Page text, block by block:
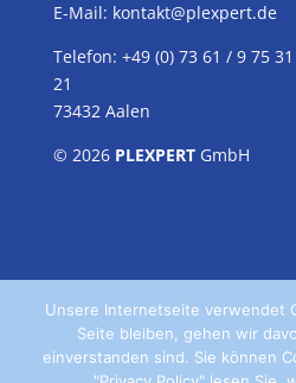
E-Mail: kontakt@plexpert.de
Telefon: +49 (0) 73 61 / 9 75
21
73432 Aalen
© 2026 PLEXPERTGmbH
Unsere Internetseite verwendet
Seite bleiben, gehen wir
einverstanden sind. Sie können